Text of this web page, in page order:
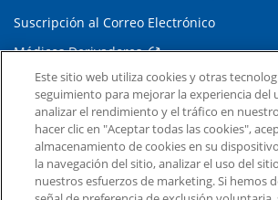
Suscripción al Correo Electrónico
Médicos Derivadores
Enlaces relacionados
Duke Cancer Institute
Duke Children's
Este sitio web utiliza cookies y otras
seguimiento para mejorar la experiencia del
analizar el rendimiento y el tráfico en
hacer clic en "Aceptar todas las cookies",
almacenamiento de cookies en su
la navegación del sitio, analizar el uso del
nuestros esfuerzos de marketing. Si hemos